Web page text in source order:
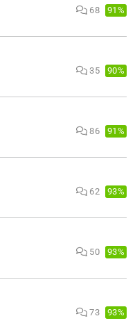
68 91%
35 90%
86 91%
62 93%
50 93%
73 93%